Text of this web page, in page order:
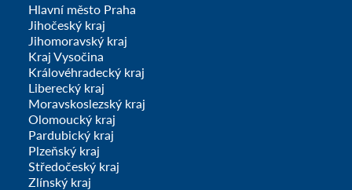
Hlavní město Praha
Jihočeský kraj
Jihomoravský kraj
Kraj Vysočina
Královéhradecký kraj
Liberecký kraj
Moravskoslezský kraj
Olomoucký kraj
Pardubický kraj
Plzeňský kraj
Středočeský kraj
Zlínský kraj